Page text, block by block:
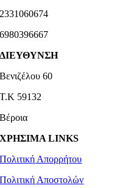
2331060674
6980396667
ΔΙΕΥΘΥΝΣΗ
Βενιζέλου 60
Τ.Κ 59132
Βέροια
ΧΡΗΣΙΜΑ LINKS
Πολιτική Απορρήτου
Πολιτική Αποστολών